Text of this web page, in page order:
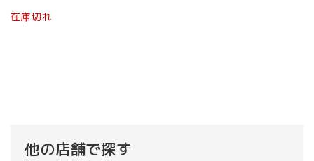
在庫切れ
他の店舗で探す